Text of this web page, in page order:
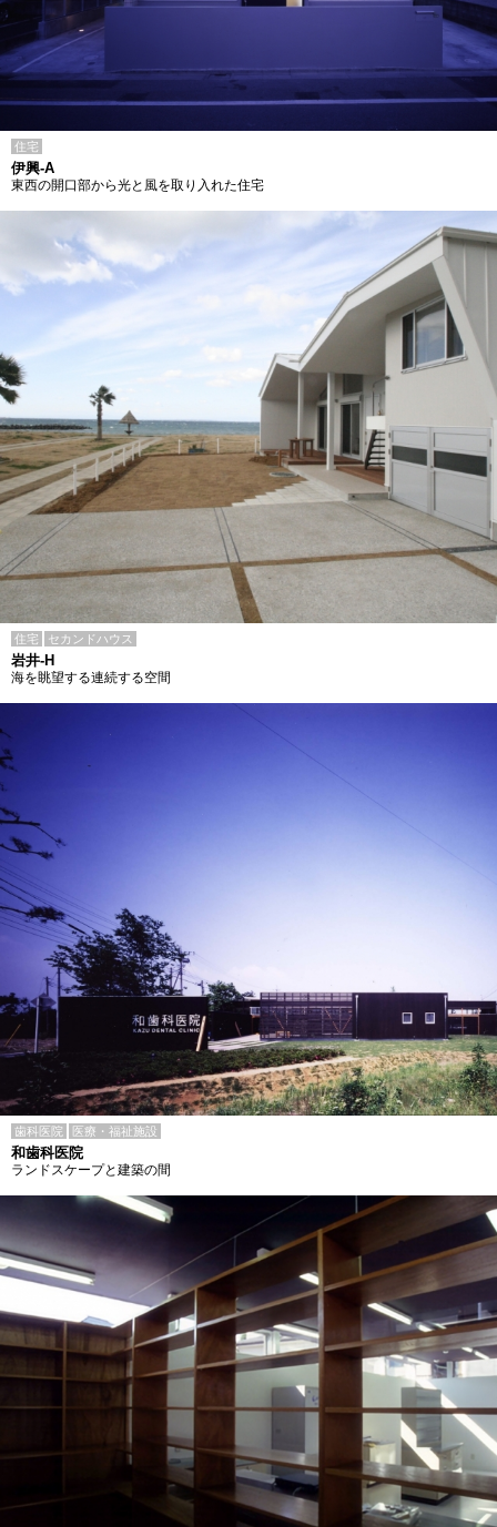
住宅
伊興-A
東西の開口部から光と風を取り入れた住宅
住宅 セカンドハウス
岩井-H
海を眺望する連続する空間
歯科医院 医療・福祉施設
和歯科医院
ランドスケープと建築の間